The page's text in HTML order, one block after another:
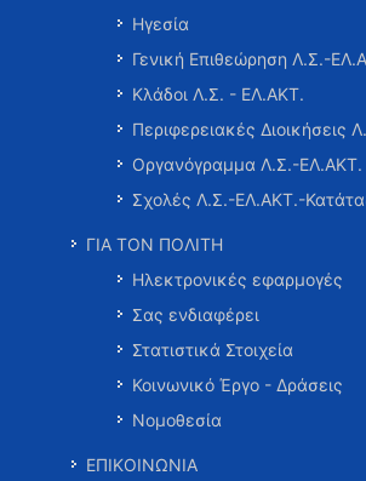
Ηγεσία
Γενική Επιθεώρηση Λ.Σ.-
Κλάδοι Λ.Σ. - ΕΛ.ΑΚΤ.
Περιφερειακές Διοικήσεις
Οργανόγραμμα Λ.Σ.-ΕΛ.ΑΚΤ.
Σχολές Λ.Σ.-ΕΛ.ΑΚΤ.-
ΓΙΑ ΤΟΝ ΠΟΛΙΤΗ
Ηλεκτρονικές εφαρμογές
Σας ενδιαφέρει
Στατιστικά Στοιχεία
Κοινωνικό Έργο - Δράσεις
Νομοθεσία
ΕΠΙΚΟΙΝΩΝΙΑ